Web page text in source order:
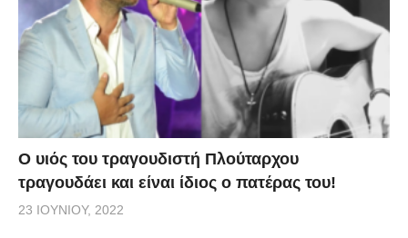
O υιός του τραγουδιστή Πλούταρχου
τραγουδάει και είναι ίδιος ο πατέρας του!
23 ΙΟΥΝΊΟΥ, 2022